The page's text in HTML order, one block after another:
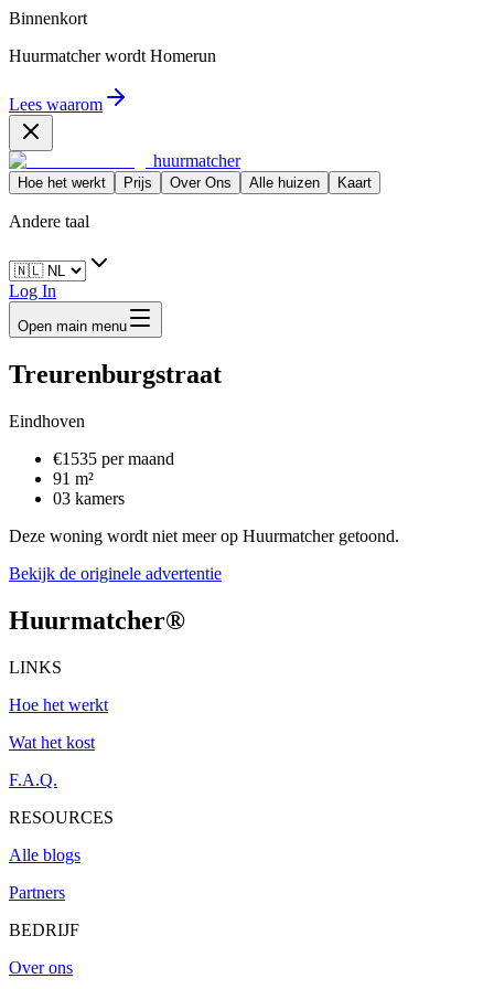
Binnenkort
Huurmatcher wordt Homerun
Lees waarom
huurmatcher
Hoe het werkt Prijs Over Ons Alle huizen Kaart
Andere taal
Log In
Open main menu
Treurenburgstraat
Eindhoven
€1535 per maand
91 m²
03 kamers
Deze woning wordt niet meer op Huurmatcher getoond.
Bekijk de originele advertentie
Huurmatcher®
LINKS
Hoe het werkt
Wat het kost
F.A.Q.
RESOURCES
Alle blogs
Partners
BEDRIJF
Over ons